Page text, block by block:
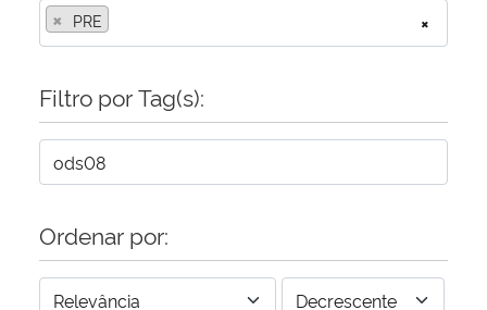
Secretaria-Geral
Secretaria de Governo
Gabinete de Segurança Institucional
Banco Central do Brasil
×
× PRE
Filtro por Tag(s):
Ordenar por: